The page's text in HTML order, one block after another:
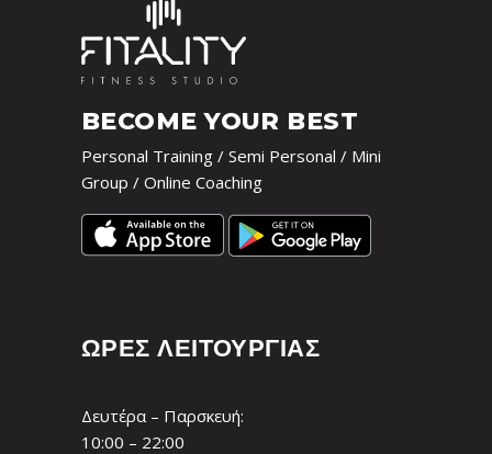
BECOME YOUR BEST
Personal Training / Semi Personal / Mini
Group / Online Coaching
ΩΡΕΣ ΛΕΙΤΟΥΡΓΙΑΣ
Δευτέρα – Παρσκευή:
10:00 – 22:00